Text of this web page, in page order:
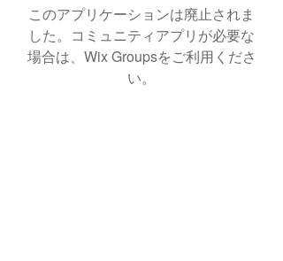
このアプリケーションは廃止されま
した。コミュニティアプリが必要な
場合は、Wix Groupsをご利用くださ
い。